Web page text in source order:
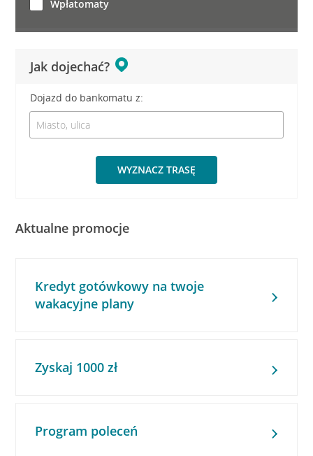
Jak dojechać?
Dojazd do bankomatu z:
WYZNACZ TRASĘ
Wpłatomaty
Aktualne promocje
Kredyt gotówkowy na twoje
wakacyjne plany
Zyskaj 1000 zł
Program poleceń